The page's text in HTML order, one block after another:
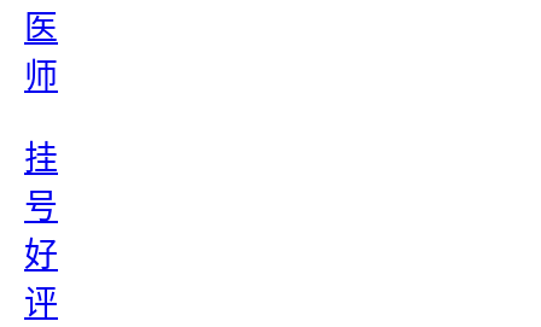
医
师
挂
号
好
评